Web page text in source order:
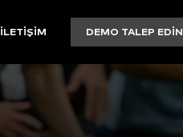
İLETIŞIM DEMO TALEP EDIN